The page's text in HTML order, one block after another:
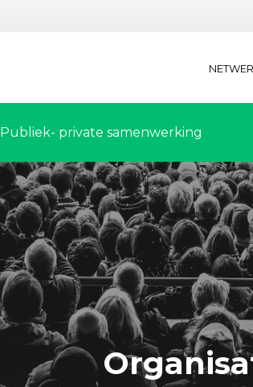
Publiek- private samenwerking